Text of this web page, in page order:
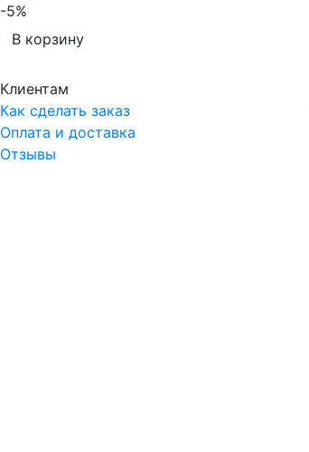
-5%
В корзину
Клиентам
Как сделать заказ
Оплата и доставка
Отзывы